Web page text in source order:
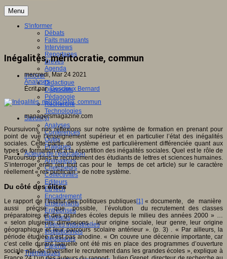
Menu
S'informer
Débats
Faits marquants
Interviews
Reportages
Brèves
Agenda
Innover
Didactique
Dispositifs
Pédagogie
Recherche
Technologies
Savoir(s)
Analyses
Conférences
Outils
Pratiques
Acteurs de l'éducation
Animateurs
Chercheurs
Collectivités
Editeurs
EdTech
Encadrement
Enseignants
Entreprises
Etudiants
Filières industrielles
Institutionnels
Médiateurs
Parents
Thématiques
Inégalités, méritocratie, commun
mercredi, Mar 24 2021
Analyses
Écrit parDesclaux Bernard
managersmagazine.com
Poursuivons nos réflexions sur notre système de formation en prenant pour
point de vue l’enseignement supérieur et en particulier l’état des inégalités
sociales. Cette partie du système est particulièrement différenciée quant aux
types de formation et à la répartition des inégalités sociales. Quel est le rôle de
Parcoursup dans le recrutement des étudiants de lettres et sciences humaines.
S’interroger enfin (en tout cas pour le temps de cet article) sur le caractère
réellement « res publicain » de notre système.
Du côté des élites
Le rapport de l’Institut des politiques publiques[1] « documente, de manière
aussi précise que possible, l’évolution du recrutement des classes
préparatoires et des grandes écoles depuis le milieu des années 2000 » …
« selon plusieurs dimensions : leur origine sociale, leur genre, leur origine
géographique et leur parcours scolaire antérieur ». (p. 3) . « Par ailleurs, la
période étudiée n’est pas anodine. « On couvre une décennie importante, car
c’est celle durant laquelle ont été mis en place des programmes d’ouverture
sociale afin de diversifier le recrutement dans les grandes écoles », explique à